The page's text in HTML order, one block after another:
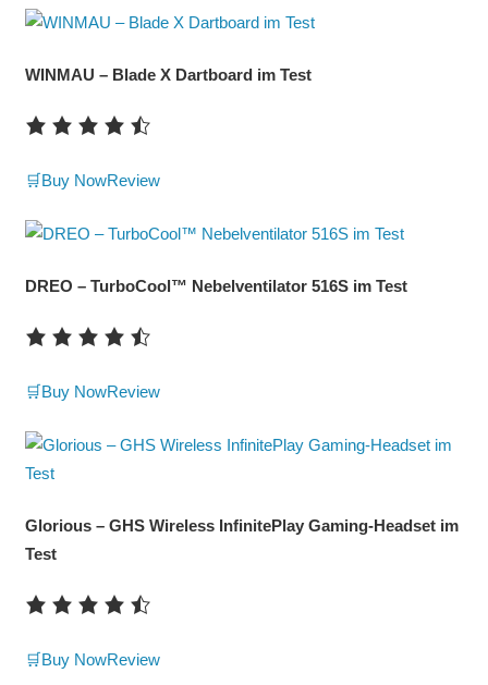
WINMAU – Blade X Dartboard im Test
🛒Buy NowReview
DREO – TurboCool™ Nebelventilator 516S im Test
🛒Buy NowReview
Glorious – GHS Wireless InfinitePlay Gaming-Headset im
Test
🛒Buy NowReview